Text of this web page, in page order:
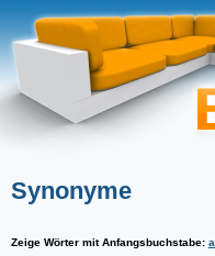
Synonyme
Zeige Wörter mit Anfangsbuchstabe: a